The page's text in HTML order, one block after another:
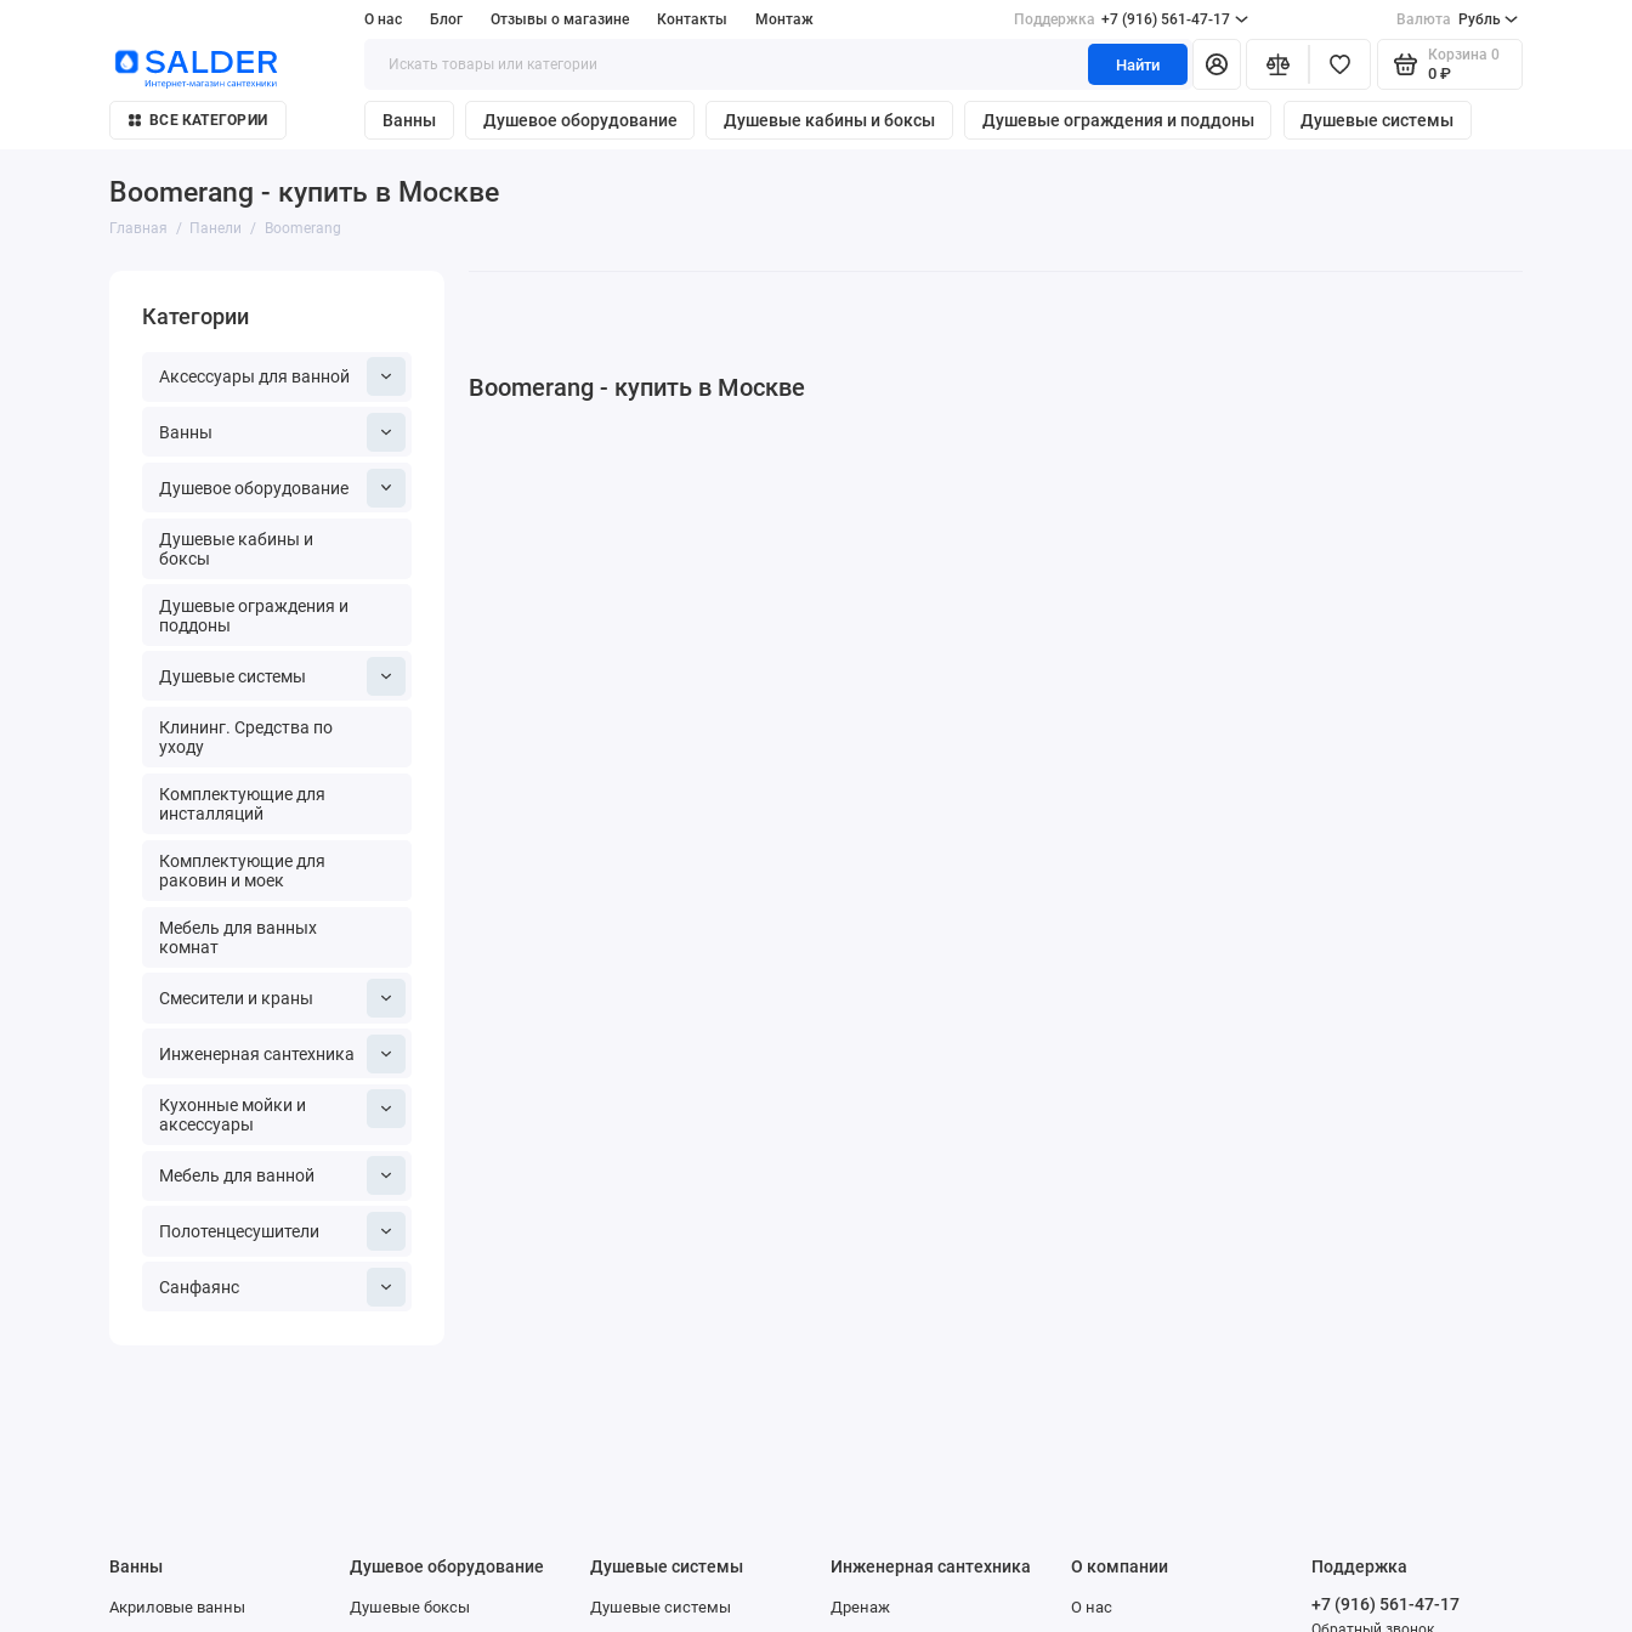
О нас Блог Отзывы о магазине Контакты Монтаж Поддержка +7 (916) 561-47-17 Валюта Рубль
Найти
Корзина 0
0 ₽
ВСЕ КАТЕГОРИИ Ванны Душевое оборудование Душевые кабины и боксы Душевые ограждения и поддоны Душевые системы
Boomerang - купить в Москве
Главная Панели Boomerang
Категории
Аксессуары для ванной
Ванны
Душевое оборудование
Душевые кабины и
боксы
Душевые ограждения и
поддоны
Душевые системы
Клининг. Средства по
уходу
Комплектующие для
инсталляций
Комплектующие для
раковин и моек
Мебель для ванных
комнат
Смесители и краны
Инженерная сантехника
Кухонные мойки и
аксессуары
Мебель для ванной
Полотенцесушители
Санфаянс
Boomerang - купить в Москве
Ванны
Акриловые ванны
Душевое оборудование
Душевые боксы
Душевые системы
Душевые системы
Инженерная сантехника
Дренаж
О компании
О нас
Поддержка
+7 (916) 561-47-17